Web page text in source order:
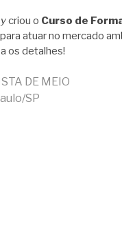
criou o Curso de
atuar no mercado
os detalhes!
DE MEIO
SP